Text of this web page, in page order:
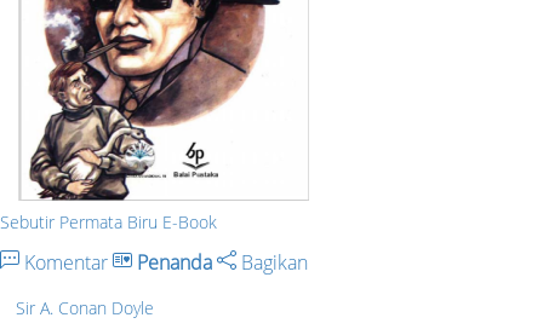
Sebutir Permata Biru E-Book
Komentar Penanda Bagikan
Sir A. Conan Doyle